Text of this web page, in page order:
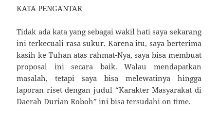
KATA PENGANTAR
Tidak ada kata yang sebagai wakil hati saya sekarang
ini terkecuali rasa sukur. Karena itu, saya berterima
kasih ke Tuhan atas rahmat-Nya, saya bisa membuat
proposal ini secara baik. Walau mendapatkan
masalah, tetapi saya bisa melewatinya hingga
laporan riset dengan judul “Karakter Masyarakat di
Daerah Durian Roboh” ini bisa tersudahi on time.